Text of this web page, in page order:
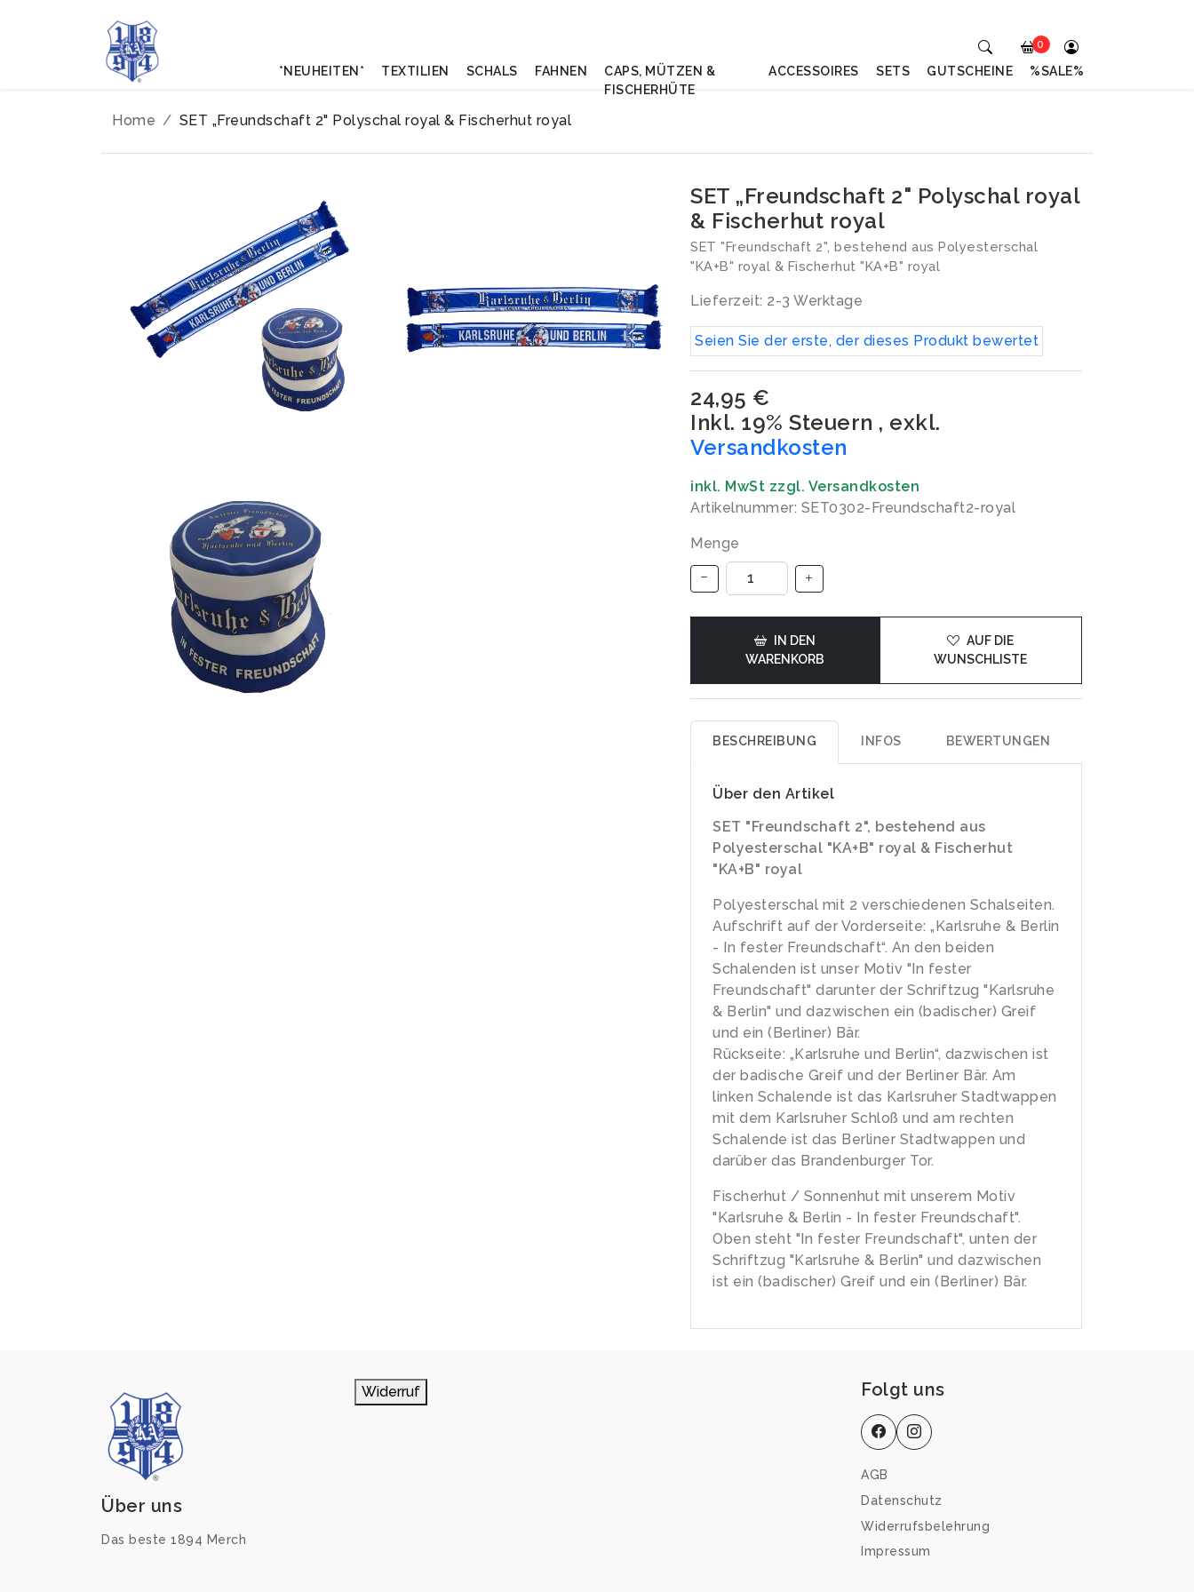
Home SET „Freundschaft 2" Polyschal royal & Fischerhut royal
SET „Freundschaft 2" Polyschal royal
& Fischerhut royal
SET "Freundschaft 2", bestehend aus Polyesterschal
"KA+B" royal & Fischerhut "KA+B" royal
Lieferzeit: 2-3 Werktage
Seien Sie der erste, der dieses Produkt bewertet
24,95 €
Inkl. 19% Steuern , exkl.
Versandkosten
inkl. MwSt zzgl. Versandkosten
Artikelnummer: SET0302-Freundschaft2-royal
Menge
IN DEN
WARENKORB
AUF DIE
WUNSCHLISTE
BESCHREIBUNG INFOS BEWERTUNGEN
Über den Artikel
SET "Freundschaft 2", bestehend aus
Polyesterschal "KA+B" royal & Fischerhut
"KA+B" royal
Polyesterschal mit 2 verschiedenen Schalseiten.
Aufschrift auf der Vorderseite: „Karlsruhe & Berlin
- In fester Freundschaft“. An den beiden
Schalenden ist unser Motiv "In fester
Freundschaft" darunter der Schriftzug "Karlsruhe
& Berlin" und dazwischen ein (badischer) Greif
und ein (Berliner) Bär.
Rückseite: „Karlsruhe und Berlin“, dazwischen ist
der badische Greif und der Berliner Bär. Am
linken Schalende ist das Karlsruher Stadtwappen
mit dem Karlsruher Schloß und am rechten
Schalende ist das Berliner Stadtwappen und
darüber das Brandenburger Tor.
Fischerhut / Sonnenhut mit unserem Motiv
"Karlsruhe & Berlin - In fester Freundschaft".
Oben steht "In fester Freundschaft", unten der
Schriftzug "Karlsruhe & Berlin" und dazwischen
ist ein (badischer) Greif und ein (Berliner) Bär.
Über uns
Das beste 1894 Merch
Widerruf Folgt uns
AGB
Datenschutz
Widerrufsbelehrung
Impressum
0
*NEUHEITEN* TEXTILIEN SCHALS FAHNEN
CAPS, MÜTZEN &
FISCHERHÜTE
ACCESSOIRES SETS GUTSCHEINE %SALE%